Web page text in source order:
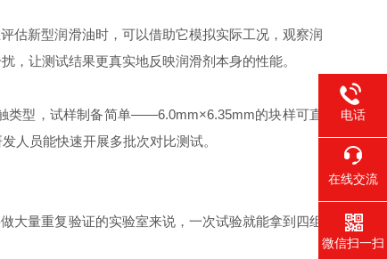
新型润滑油时，可以借助它模拟实际工况，观察润
，让测试结果更真实地反映润滑剂本身的性能。
型，试样制备简单——6.0mm×6.35mm的块样可直
人员能快速开展多批次对比测试。
量重复验证的实验室来说，一次试验就能拿到四组
电话
在线交流
微信扫一扫